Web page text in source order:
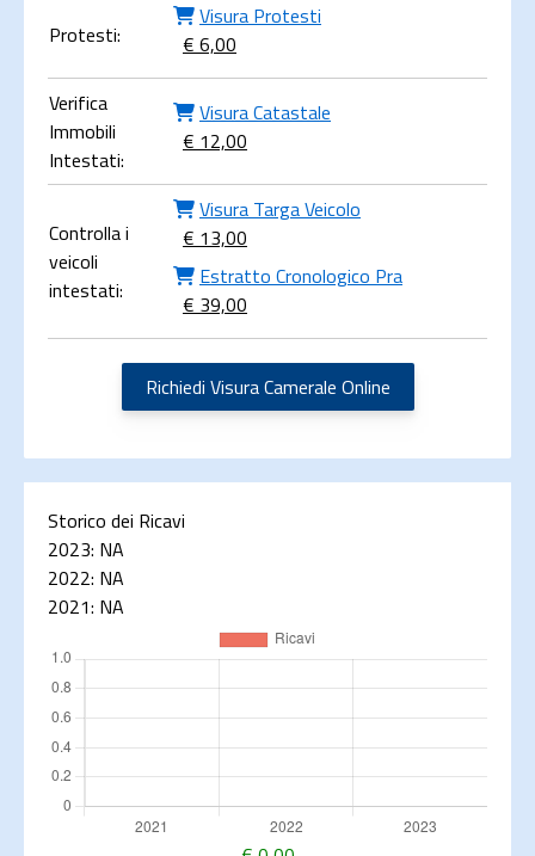
Protesti:
Visura Protesti
€ 6,00
Verifica
Immobili
Intestati:
Visura Catastale
€ 12,00
Controlla i
veicoli
intestati:
Visura Targa Veicolo
€ 13,00
Estratto Cronologico Pra
€ 39,00
Richiedi Visura Camerale Online
Storico dei Ricavi
2023: NA
2022: NA
2021: NA